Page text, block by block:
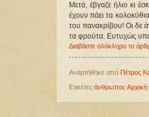
Μετά, έβγαζε ήλιο κι
έχουν πάει τα
του πανακρίβου! Οι δε
τα φρούτα. Ευτυχώς
Διαβάστε ολόκληρο το
Αναρτήθηκε από Πέτρος
Ετικέτες άνθρωποι Αρχική